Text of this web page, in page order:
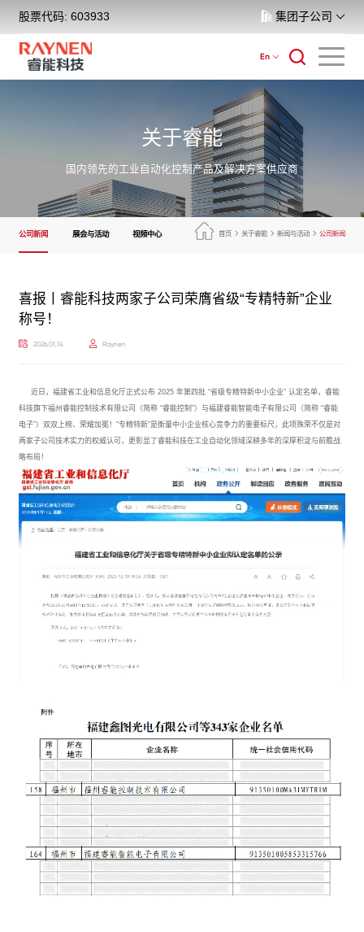
股票代码: 603933 集团子公司
En
关于睿能
国内领先的工业自动化控制产品及解决方案供应商
公司新闻 展会与活动 视频中心 首页 关于睿能 新闻与活动 公司新闻
喜报丨睿能科技两家子公司荣膺省级“专精特新”企业
称号！
2026,01,14 Raynen
近日，福建省工业和信息化厅正式公布 2025 年第四批 “省级专精特新中小企业” 认定名单，睿能
科技旗下福州睿能控制技术有限公司（简称 “睿能控制”）与福建睿能智能电子有限公司（简称 “睿能
电子”）双双上榜、荣耀加冕！“专精特新”是衡量中小企业核心竞争力的重要标尺，此项殊荣不仅是对
两家子公司技术实力的权威认可，更彰显了睿能科技在工业自动化领域深耕多年的深厚积淀与前瞻战
略布局！